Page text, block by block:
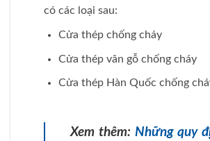
có các loại sau:
Cửa thép chống cháy
Cửa thép vân gỗ chống cháy
Cửa thép Hàn Quốc chống
Xem thêm: Những quy